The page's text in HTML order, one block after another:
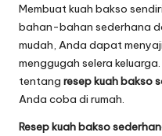
Membuat kuah bakso
bahan-bahan sederhana
mudah, Anda dapat
menggugah selera
tentang resep kuah bakso
Anda coba di rumah.
Resep kuah bakso